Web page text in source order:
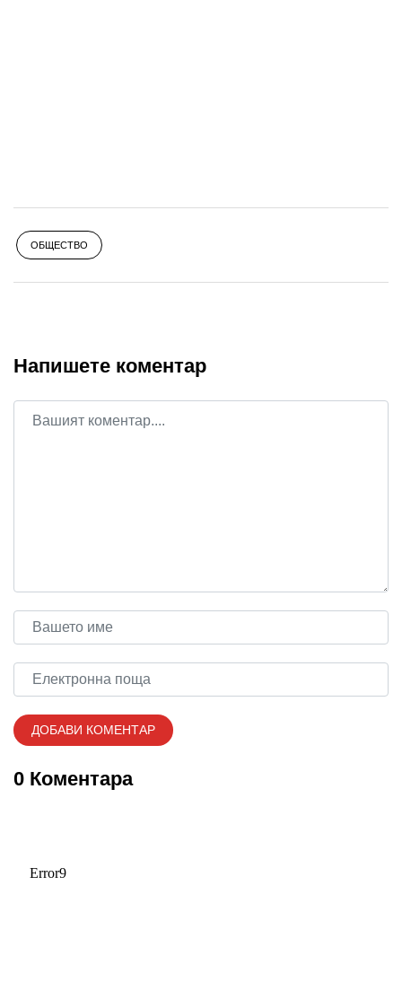
ОБЩЕСТВО
Напишете коментар
0 Коментара